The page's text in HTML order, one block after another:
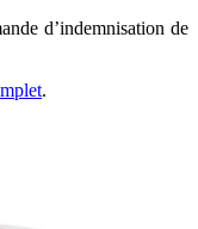
d’indemnisation de
.